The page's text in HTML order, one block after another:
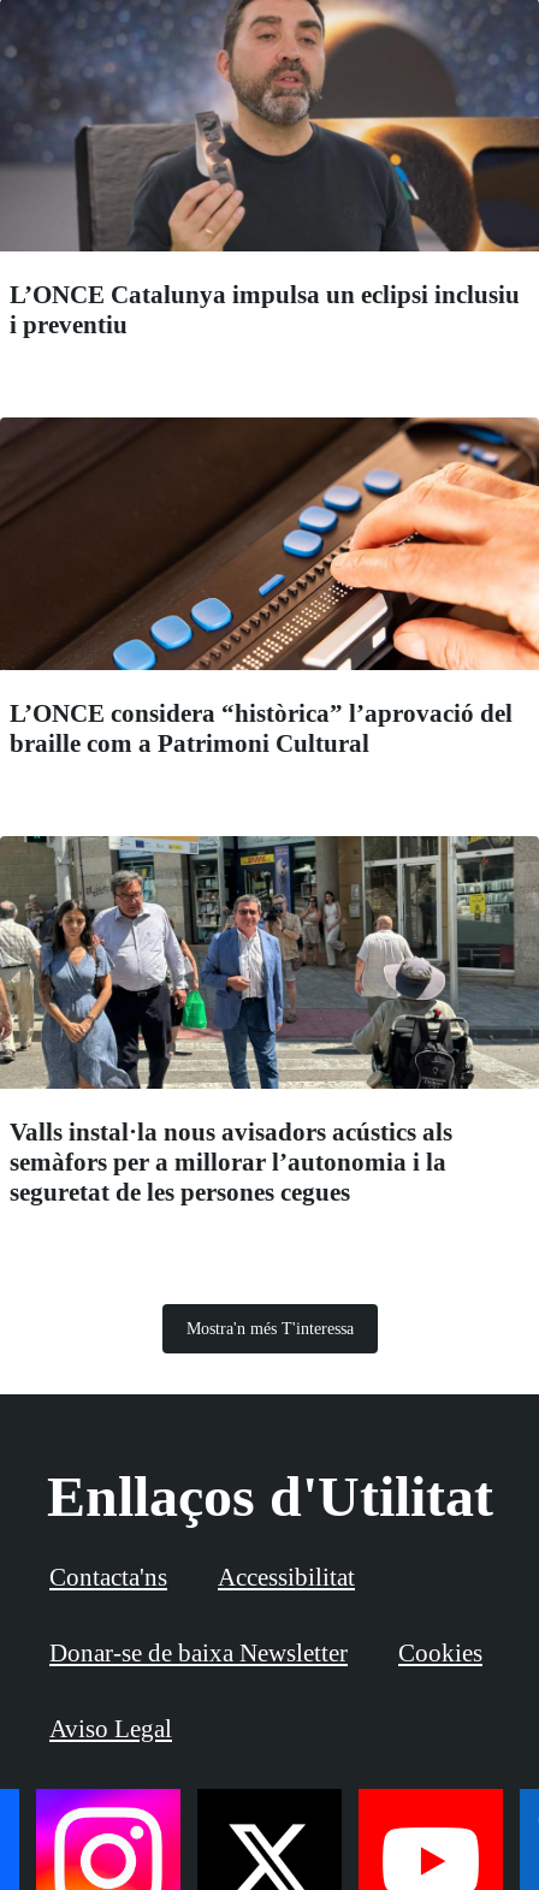
L’ONCE Catalunya impulsa un eclipsi inclusiu
i preventiu
L’ONCE considera “històrica” l’aprovació del
braille com a Patrimoni Cultural
Valls instal·la nous avisadors acústics als
semàfors per a millorar l’autonomia i la
seguretat de les persones cegues
Mostra'n més T'interessa
Enllaços d'Utilitat
Contacta'ns Accessibilitat
Donar-se de baixa Newsletter Cookies
Aviso Legal